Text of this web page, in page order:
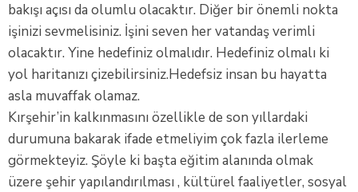
bakışı açısı da olumlu olacaktır. Diğer bir önemli nokta
işinizi sevmelisiniz. İşini seven her vatandaş verimli
olacaktır. Yine hedefiniz olmalıdır. Hedefiniz olmalı ki
yol haritanızı çizebilirsiniz.Hedefsiz insan bu hayatta
asla muvaffak olamaz.
Kırşehir’in kalkınmasını özellikle de son yıllardaki
durumuna bakarak ifade etmeliyim çok fazla ilerleme
görmekteyiz. Şöyle ki başta eğitim alanında olmak
üzere şehir yapılandırılması , kültürel faaliyetler, sosyal